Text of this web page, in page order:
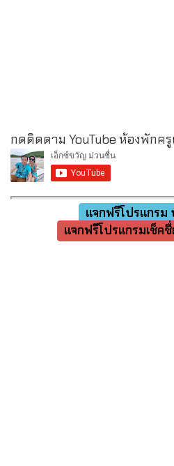
กดติดตาม YouTube ห้องพักครู
แจกฟรีโปรแกรม
แจกฟรีโปรแกรมเช็ค